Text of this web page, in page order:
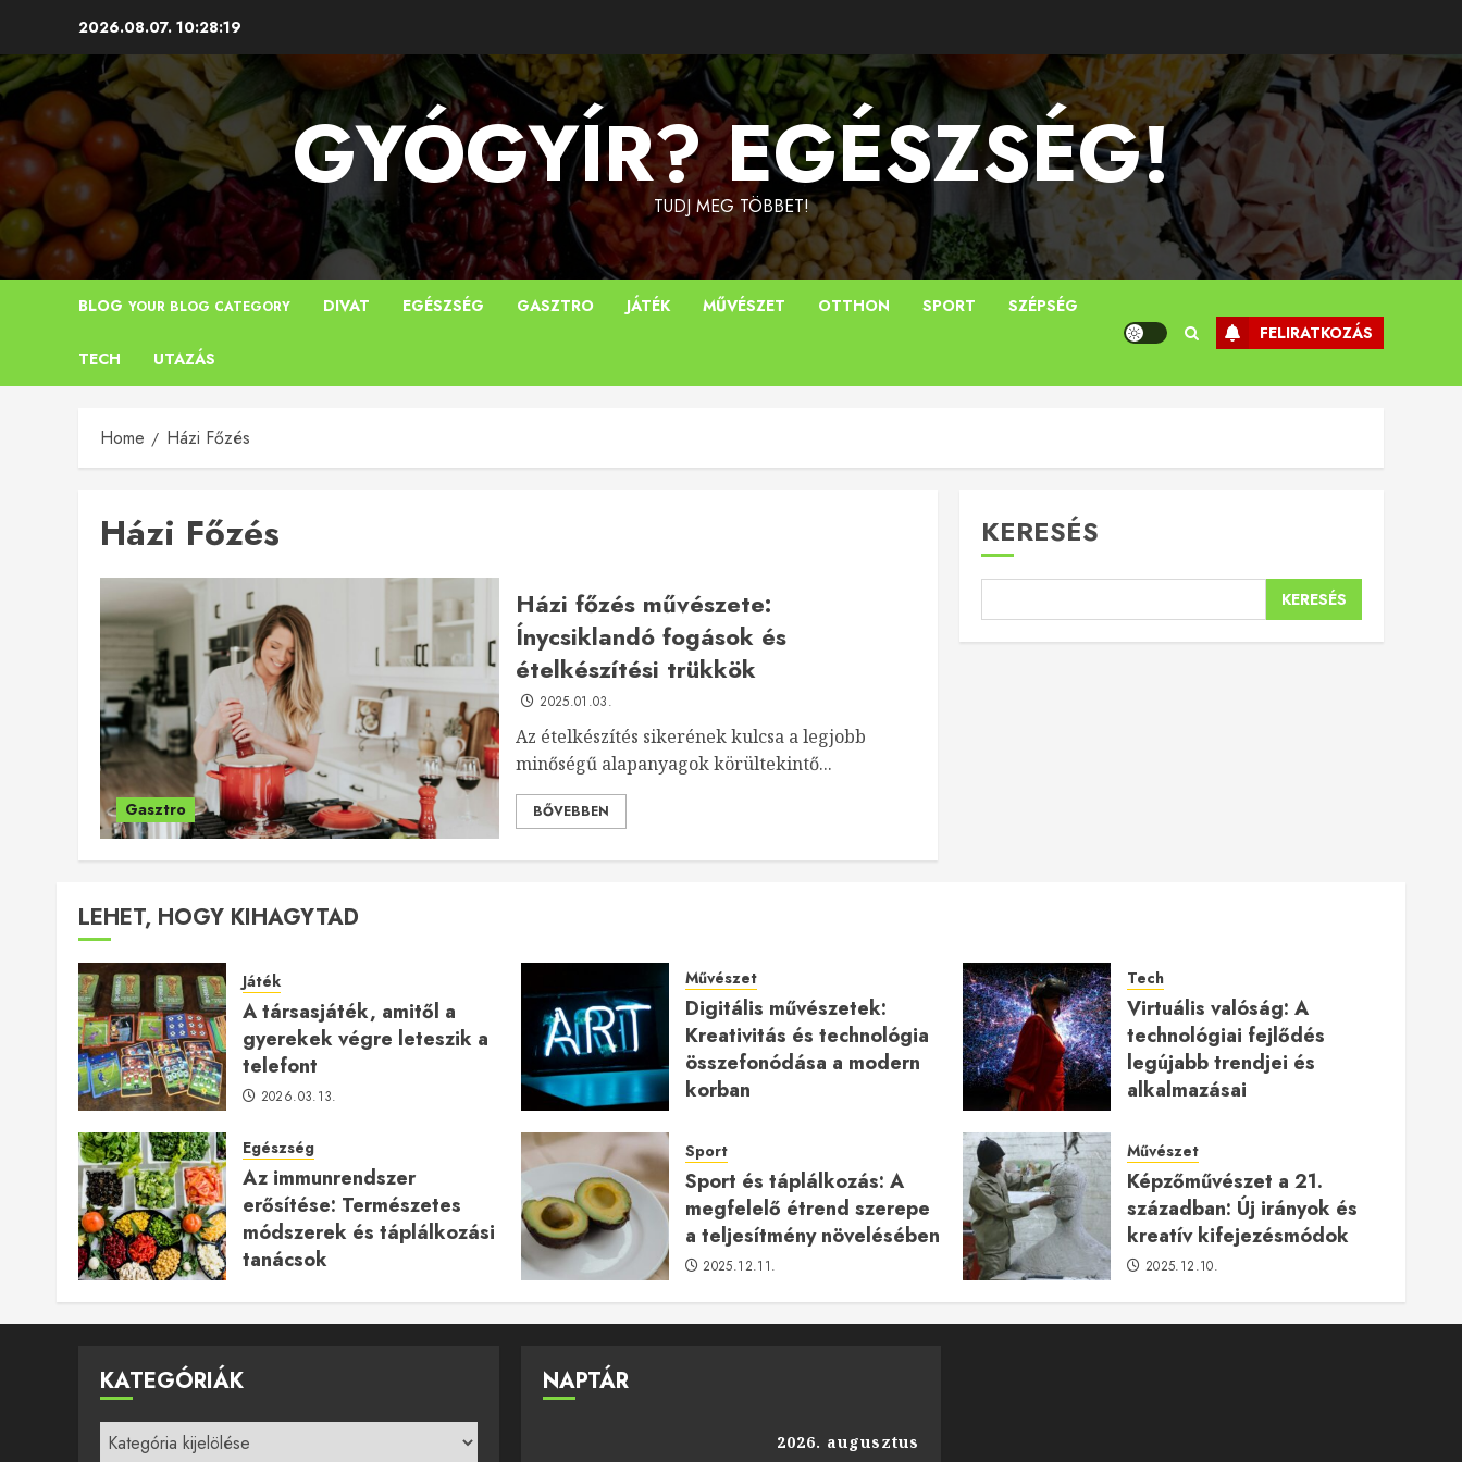
content
2026.08.07. 10:28:20
GYÓGYÍR? EGÉSZSÉG!
TUDJ MEG TÖBBET!
BLOG YOUR BLOG CATEGORY DIVAT EGÉSZSÉG GASZTRO JÁTÉK MŰVÉSZET OTTHON SPORT SZÉPSÉG
TECH UTAZÁS
FELIRATKOZÁS
Home Házi Főzés
Házi Főzés
Gasztro
Házi főzés művészete:
Ínycsiklandó fogások és
ételkészítési trükkök
2025.01.03.
Az ételkészítés sikerének kulcsa a legjobb
minőségű alapanyagok körültekintő...
BŐVEBBEN
KERESÉS
KERESÉS
LEHET, HOGY KIHAGYTAD
Játék
A társasjáték, amitől a
gyerekek végre leteszik a
telefont
2026.03.13.
Művészet
Digitális művészetek:
Kreativitás és technológia
összefonódása a modern
korban
Tech
Virtuális valóság: A
technológiai fejlődés
legújabb trendjei és
alkalmazásai
Egészség
Az immunrendszer
erősítése: Természetes
módszerek és táplálkozási
tanácsok
Sport
Sport és táplálkozás: A
megfelelő étrend szerepe
a teljesítmény növelésében
2025.12.11.
Művészet
Képzőművészet a 21.
században: Új irányok és
kreatív kifejezésmódok
2025.12.10.
KATEGÓRIÁK
Kategóriák
NAPTÁR
2026. augusztus